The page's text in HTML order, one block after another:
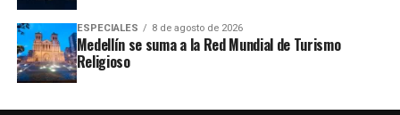
ESPECIALES 8 de agosto de 2026
Medellín se suma a la Red Mundial de Turismo
Religioso